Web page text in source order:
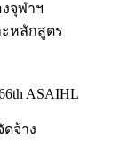
จุฬาฯ
หลักสูตร
ASAIHL
จ้าง